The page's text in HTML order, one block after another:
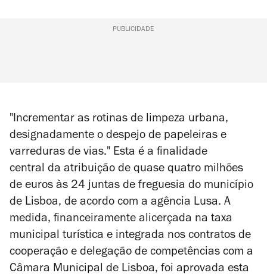
PUBLICIDADE
"Incrementar as rotinas de limpeza urbana,
designadamente o despejo de papeleiras e
varreduras de vias." Esta é a finalidade
central da atribuição de quase quatro milhões
de euros às 24 juntas de freguesia do município
de Lisboa, de acordo com a agência Lusa. A
medida, financeiramente alicerçada na taxa
municipal turística e integrada nos contratos de
cooperação e delegação de competências com a
Câmara Municipal de Lisboa, foi aprovada esta